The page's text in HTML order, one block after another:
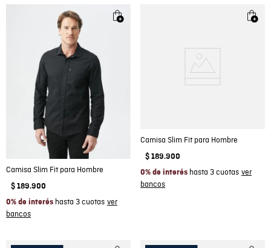
Camisa Slim Fit para Hombre
$ 189.900
0% de interés hasta 3 cuotas
Camisa Slim Fit para Hombre
$ 189.900
0% de interés hasta 3 cuotas